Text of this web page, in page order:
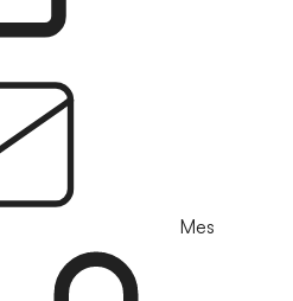
Mes